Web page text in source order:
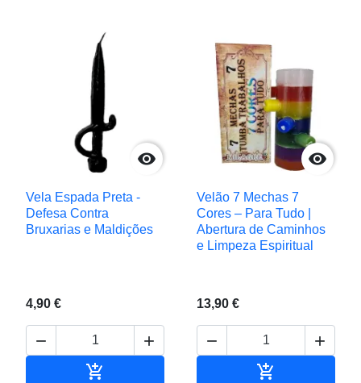

Vela Espada Preta -
Defesa Contra
Bruxarias e Maldições
4,90 €
 


Velão 7 Mechas 7
Cores – Para Tudo |
Abertura de Caminhos
e Limpeza Espiritual
13,90 €
 
